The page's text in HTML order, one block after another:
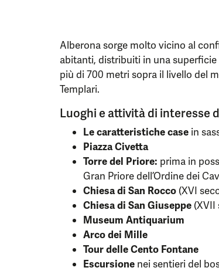
Alberona sorge molto vicino al
abitanti, distribuiti in una
più di 700 metri sopra il livello del
Templari.
Luoghi e attività di interesse
Le caratteristiche case in
Piazza Civetta
Torre del Priore: prima in
Gran Priore dell’Ordine dei
Chiesa di San Rocco (XVI
Chiesa di San Giuseppe (XVII
Museum Antiquarium
Arco dei Mille
Tour delle Cento Fontane
Escursione nei sentieri del